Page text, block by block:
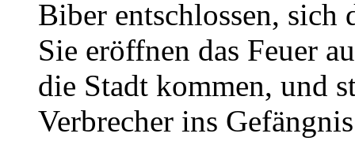
Biber entschlossen, sich
Sie eröffnen das Feuer
die Stadt kommen, und
Verbrecher ins